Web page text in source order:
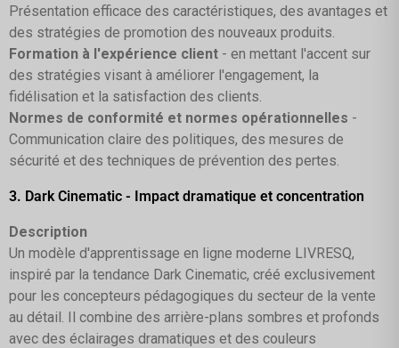
Présentation efficace des caractéristiques, des avantages et
des stratégies de promotion des nouveaux produits.
Formation à l'expérience client - en mettant l'accent sur
des stratégies visant à améliorer l'engagement, la
fidélisation et la satisfaction des clients.
Normes de conformité et normes opérationnelles -
Communication claire des politiques, des mesures de
sécurité et des techniques de prévention des pertes.
3. Dark Cinematic - Impact dramatique et concentration
Description
Un modèle d'apprentissage en ligne moderne LIVRESQ,
inspiré par la tendance Dark Cinematic, créé exclusivement
pour les concepteurs pédagogiques du secteur de la vente
au détail. Il combine des arrière-plans sombres et profonds
avec des éclairages dramatiques et des couleurs